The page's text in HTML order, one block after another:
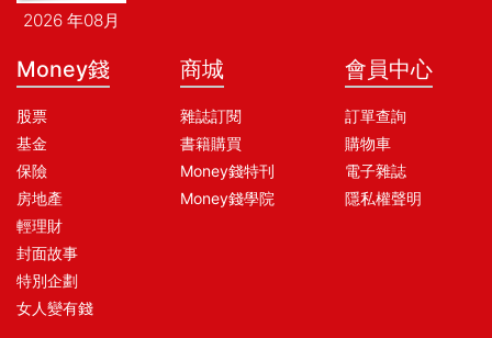
2026 年08月
Money錢
股票
基金
保險
房地產
輕理財
封面故事
特別企劃
女人變有錢
商城
雜誌訂閱
書籍購買
Money錢特刊
Money錢學院
會員中心
訂單查詢
購物車
電子雜誌
隱私權聲明